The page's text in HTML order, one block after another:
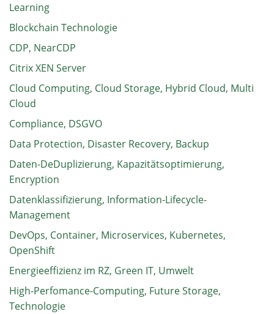
Learning
Blockchain Technologie
CDP, NearCDP
Citrix XEN Server
Cloud Computing, Cloud Storage, Hybrid Cloud, Multi
Cloud
Compliance, DSGVO
Data Protection, Disaster Recovery, Backup
Daten-DeDuplizierung, Kapazitätsoptimierung,
Encryption
Datenklassifizierung, Information-Lifecycle-
Management
DevOps, Container, Microservices, Kubernetes,
OpenShift
Energieeffizienz im RZ, Green IT, Umwelt
High-Perfomance-Computing, Future Storage,
Technologie